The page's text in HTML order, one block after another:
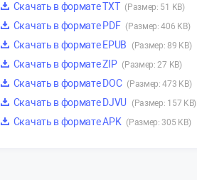
Скачать в формате TXT (Размер: 51 KB)
Скачать в формате PDF (Размер: 406 KB)
Скачать в формате EPUB (Размер: 89 KB)
Скачать в формате ZIP (Размер: 27 KB)
Скачать в формате DOC (Размер: 473 KB)
Скачать в формате DJVU (Размер: 157 KB)
Скачать в формате APK (Размер: 305 KB)